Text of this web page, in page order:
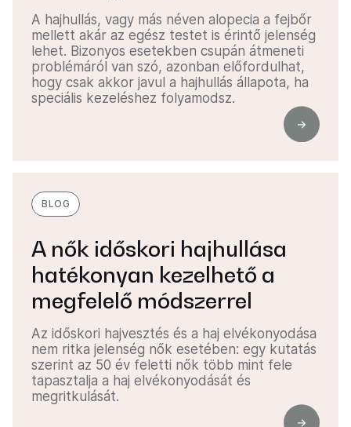
A hajhullás, vagy más néven alopecia a fejbőr
mellett akár az egész testet is érintő jelenség
lehet. Bizonyos esetekben csupán átmeneti
problémáról van szó, azonban előfordulhat,
hogy csak akkor javul a hajhullás állapota, ha
speciális kezeléshez folyamodsz.
BLOG
A nők időskori hajhullása
hatékonyan kezelhető a
megfelelő módszerrel
Az időskori hajvesztés és a haj elvékonyodása
nem ritka jelenség nők esetében: egy kutatás
szerint az 50 év feletti nők több mint fele
tapasztalja a haj elvékonyodását és
megritkulását.